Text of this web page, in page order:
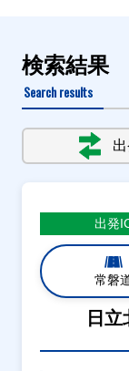
検索結果
Search results
出発
常磐
日立